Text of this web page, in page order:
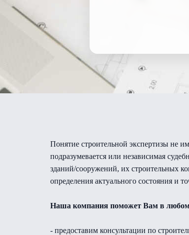
Понятие строительной экспертизы не
подразумевается или независимая
зданий/сооружений, их строительных
определения актуального состояния и
Наша компания поможет Вам в любом
- предоставим консультации по